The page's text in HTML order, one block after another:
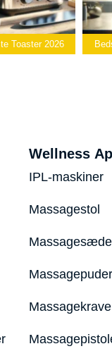
Toaster 2026
Wellness
IPL-maskiner
Massagestol
Massagesæde
Massagepuder
Massagekrave